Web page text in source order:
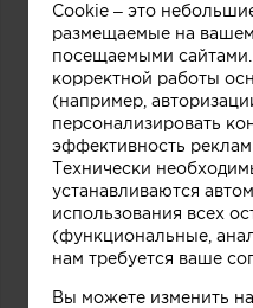
Cookie – это
размещаемые на
посещаемыми
корректной работы
(например,
персонализировать
эффективность
Технически
устанавливаются
использования всех
(функциональные,
нам требуется ваше
Вы можете изменить